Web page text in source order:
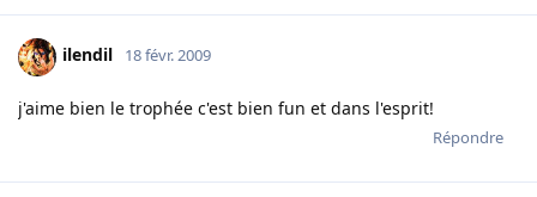
ilendil 18 févr. 2009
j'aime bien le trophée c'est bien fun et dans l'esprit!
Répondre